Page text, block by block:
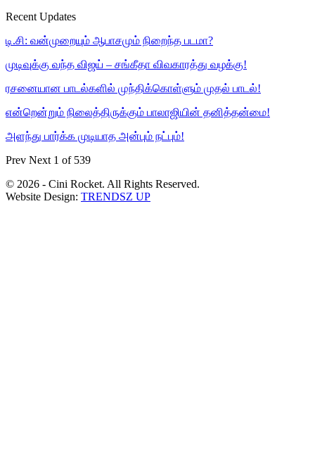
Recent Updates
டி.சி: வன்முறையும் ஆபாசமும் நிறைந்த படமா?
முடிவுக்கு வந்த விஜய் – சங்கீதா விவகாரத்து வழக்கு!
ரசனையான பாடல்களில் முந்திக்கொள்ளும் முதல் பாடல்!
என்றென்றும் நிலைத்திருக்கும் பாலாஜியின் தனித்தன்மை!
அளந்து பார்க்க முடியாத அன்பும் நட்பும்!
Prev Next 1 of 539
© 2026 - Cini Rocket. All Rights Reserved.
Website Design: TRENDSZ UP